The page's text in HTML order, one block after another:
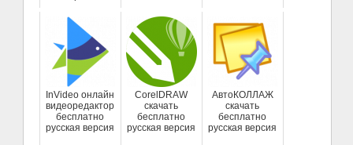
InVideo онлайн
видеоредактор
бесплатно
русская версия
CorelDRAW
скачать
бесплатно
русская версия
АвтоКОЛЛАЖ
скачать
бесплатно
русская версия